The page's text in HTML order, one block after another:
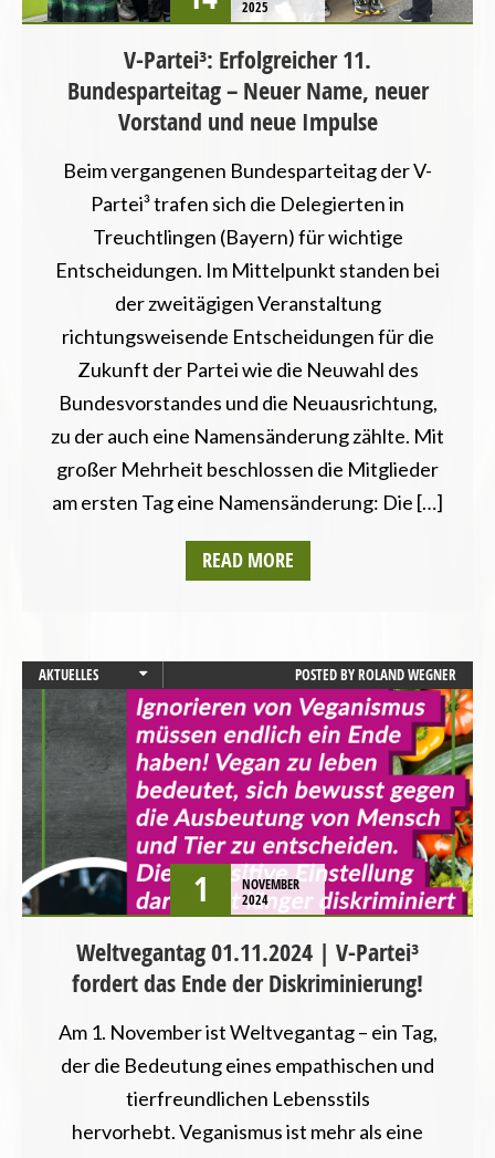
2025
V-Partei³: Erfolgreicher 11.
Bundesparteitag – Neuer Name, neuer
Vorstand und neue Impulse
Beim vergangenen Bundesparteitag der V-
Partei³ trafen sich die Delegierten in
Treuchtlingen (Bayern) für wichtige
Entscheidungen. Im Mittelpunkt standen bei
der zweitägigen Veranstaltung
richtungsweisende Entscheidungen für die
Zukunft der Partei wie die Neuwahl des
Bundesvorstandes und die Neuausrichtung,
zu der auch eine Namensänderung zählte. Mit
großer Mehrheit beschlossen die Mitglieder
am ersten Tag eine Namensänderung: Die […]
READ MORE
AKTUELLES
PRESSEMITTEILUNG
STARTSEITE
VEGANISMUS
POSTED BYROLAND WEGNER
1
NOVEMBER
2024
Weltvegantag 01.11.2024 | V-Partei³
fordert das Ende der Diskriminierung!
Am 1. November ist Weltvegantag – ein Tag,
der die Bedeutung eines empathischen und
tierfreundlichen Lebensstils
hervorhebt. Veganismus ist mehr als eine